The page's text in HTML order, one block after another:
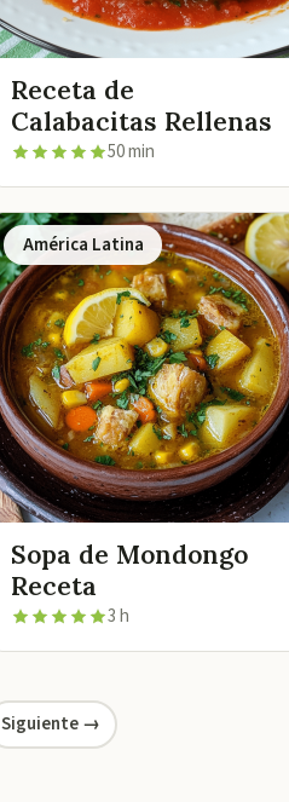
Receta de
Calabacitas Rellenas
50 min
América Latina
Sopa de Mondongo
Receta
3 h
Siguiente →